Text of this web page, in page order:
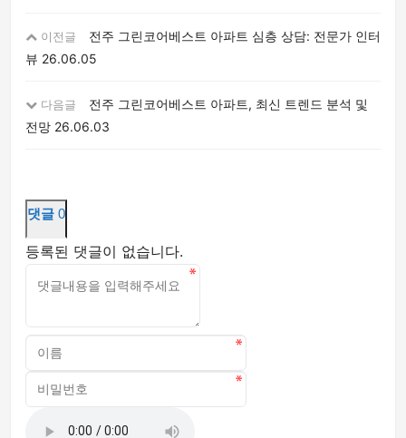
이전글
전주 그린코어베스트 아파트 심층 상담: 전문가 인터
뷰 26.06.05
다음글
전주 그린코어베스트 아파트, 최신 트렌드 분석 및
전망 26.06.03
댓글 0
등록된 댓글이 없습니다.